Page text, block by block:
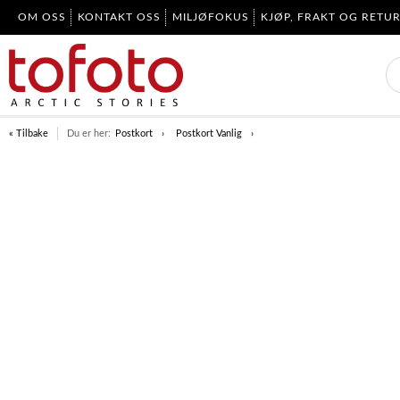
OM OSS KONTAKT OSS MILJØFOKUS KJØP, FRAKT OG RETUR
« Tilbake Du er her: Postkort Postkort Vanlig